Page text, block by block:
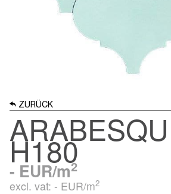
ZURÜCK
H180
- EUR/m2
excl. vat: - EUR/m2